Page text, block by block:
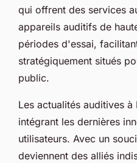
qui offrent des services
appareils auditifs de
périodes d'essai,
stratégiquement situés
public.
Les actualités auditives
intégrant les dernières
utilisateurs. Avec un
deviennent des alliés